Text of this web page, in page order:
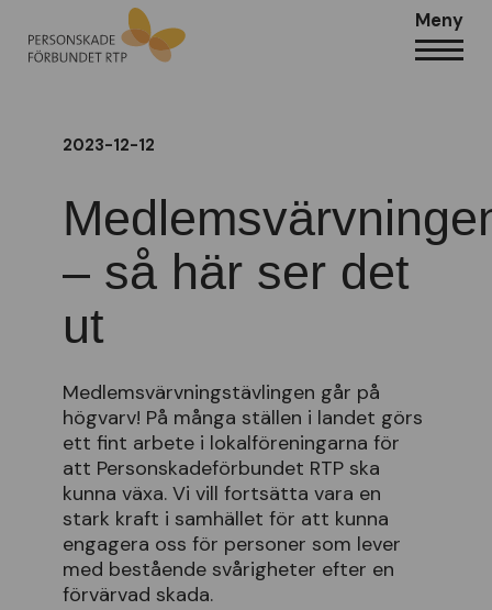
Meny
2023-12-12
– så här ser det
ut
Medlemsvärvningstävlingen går på
högvarv! På många ställen i landet görs
ett fint arbete i lokalföreningarna för
att Personskadeförbundet RTP ska
kunna växa. Vi vill fortsätta vara en
stark kraft i samhället för att kunna
engagera oss för personer som lever
med bestående svårigheter efter en
förvärvad skada.